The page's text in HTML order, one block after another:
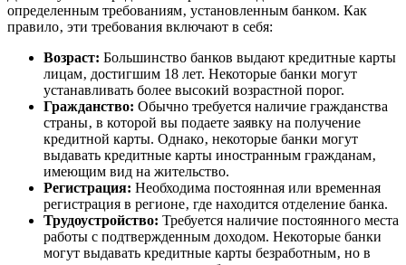
определенным требованиям‚ установленным банком. Как
правило‚ эти требования включают в себя:
Возраст: Большинство банков выдают кредитные карты
лицам‚ достигшим 18 лет. Некоторые банки могут
устанавливать более высокий возрастной порог.
Гражданство: Обычно требуется наличие гражданства
страны‚ в которой вы подаете заявку на получение
кредитной карты. Однако‚ некоторые банки могут
выдавать кредитные карты иностранным гражданам‚
имеющим вид на жительство.
Регистрация: Необходима постоянная или временная
регистрация в регионе‚ где находится отделение банка.
Трудоустройство: Требуется наличие постоянного места
работы с подтвержденным доходом. Некоторые банки
могут выдавать кредитные карты безработным‚ но в